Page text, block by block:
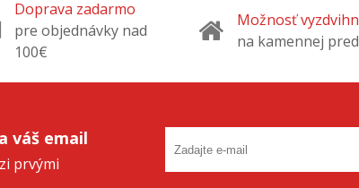
Doprava zadarmo
pre objednávky nad
100€
Možnosť
na kamennej
váš email
prvými